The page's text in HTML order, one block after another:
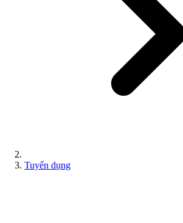
Tuyển dụng